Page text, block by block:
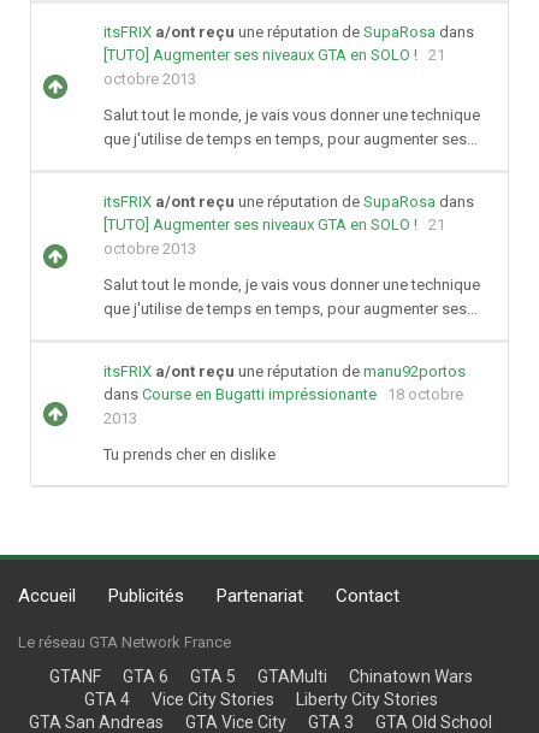
itsFRIX a/ont reçu une réputation de SupaRosa dans
[TUTO] Augmenter ses niveaux GTA en SOLO ! 21
octobre 2013
Salut tout le monde, je vais vous donner une technique
que j'utilise de temps en temps, pour augmenter ses...
itsFRIX a/ont reçu une réputation de SupaRosa dans
[TUTO] Augmenter ses niveaux GTA en SOLO ! 21
octobre 2013
Salut tout le monde, je vais vous donner une technique
que j'utilise de temps en temps, pour augmenter ses...
itsFRIX a/ont reçu une réputation de manu92portos
dans Course en Bugatti impréssionante
18 octobre
2013
Tu prends cher en dislike
Accueil Publicités Partenariat Contact
Le réseau GTA Network France
GTANF GTA 6 GTA 5 GTAMulti
Chinatown Wars
GTA 4
Vice City Stories
Liberty City Stories
GTA San Andreas
GTA Vice City GTA 3 GTA Old School